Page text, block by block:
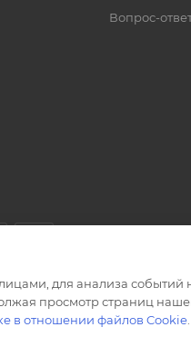
Вопрос-
для анализа событий
просмотр страниц
в отношении файлов Cookie